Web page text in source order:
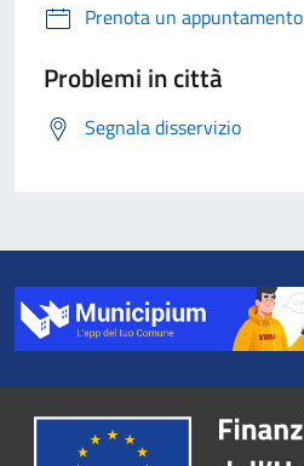
Prenota un appuntamento
Problemi in città
Segnala disservizio